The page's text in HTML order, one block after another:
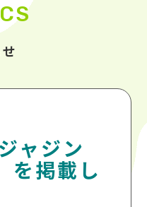
ャジン
を掲載し